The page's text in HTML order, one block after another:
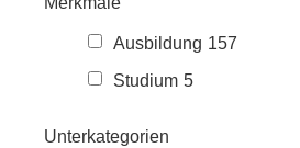
Ausbildung 157
Studium 5
Unterkategorien